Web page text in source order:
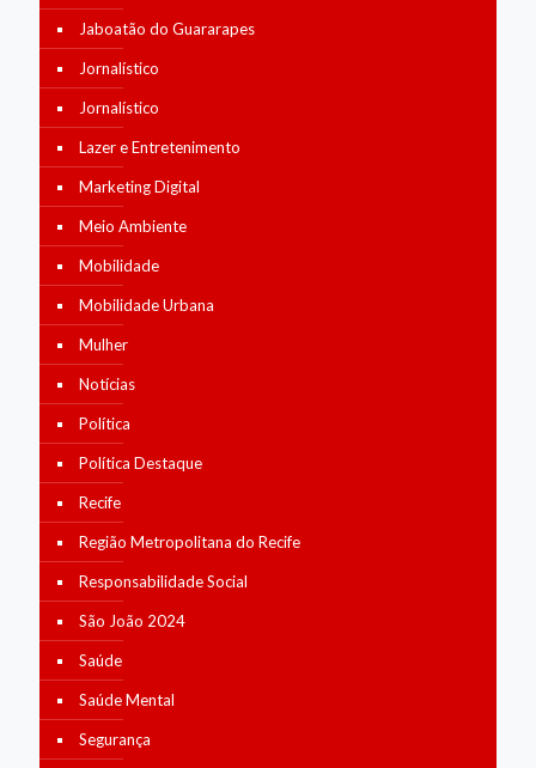
Jaboatão do Guararapes
Jornalístico
Jornalístico
Lazer e Entretenimento
Marketing Digital
Meio Ambiente
Mobilidade
Mobilidade Urbana
Mulher
Notícias
Política
Política Destaque
Recife
Região Metropolitana do Recife
Responsabilidade Social
São João 2024
Saúde
Saúde Mental
Segurança